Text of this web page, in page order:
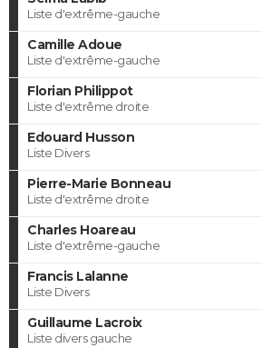
Liste d'extrême-gauche
Camille Adoue
Liste d'extrême-gauche
Florian Philippot
Liste d'extrême droite
Edouard Husson
Liste Divers
Pierre-Marie Bonneau
Liste d'extrême droite
Charles Hoareau
Liste d'extrême-gauche
Francis Lalanne
Liste Divers
Guillaume Lacroix
Liste divers gauche